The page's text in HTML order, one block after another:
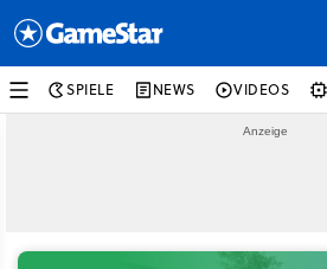
SPIELE NEWS VIDEOS